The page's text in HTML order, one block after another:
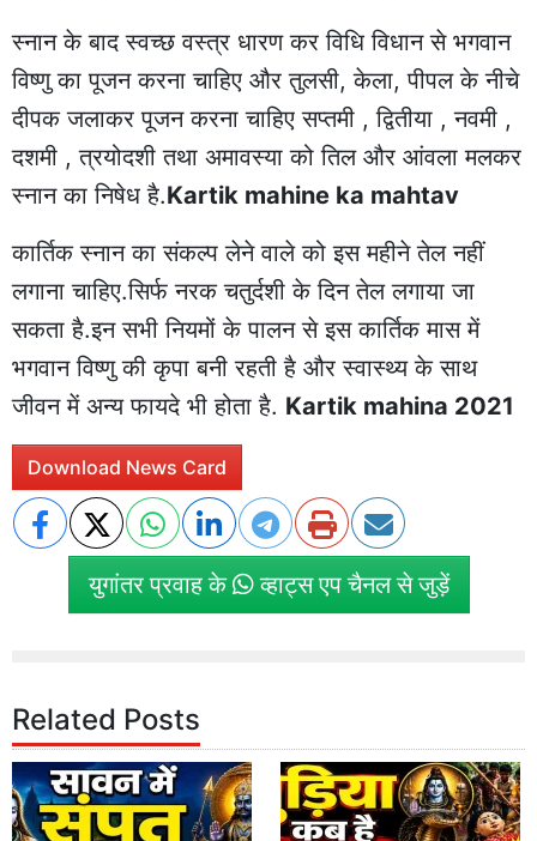
स्नान के बाद स्वच्छ वस्त्र धारण कर विधि विधान से भगवान
विष्णु का पूजन करना चाहिए और तुलसी, केला, पीपल के नीचे
दीपक जलाकर पूजन करना चाहिए सप्तमी , द्वितीया , नवमी ,
दशमी , त्रयोदशी तथा अमावस्या को तिल और आंवला मलकर
स्नान का निषेध है.Kartik mahine ka mahtav
कार्तिक स्नान का संकल्प लेने वाले को इस महीने तेल नहीं
लगाना चाहिए.सिर्फ नरक चतुर्दशी के दिन तेल लगाया जा
सकता है.इन सभी नियमों के पालन से इस कार्तिक मास में
भगवान विष्णु की कृपा बनी रहती है और स्वास्थ्य के साथ
जीवन में अन्य फायदे भी होता है. Kartik mahina 2021
Download News Card
युगांतर प्रवाह के व्हाट्स एप चैनल से जुड़ें
Related Posts